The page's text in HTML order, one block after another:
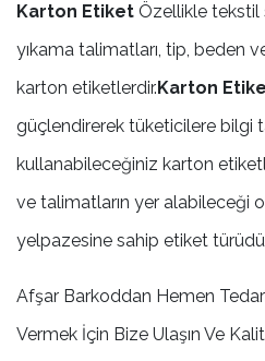
El Terminali
Karton Etiket Özellikle tekstil
yıkama talimatları, tip, beden
karton etiketlerdir.Karton
güçlendirerek tüketicilere bilgi
kullanabileceğiniz karton
ve talimatların yer alabileceği
yelpazesine sahip etiket
Afşar Barkoddan Hemen
Vermek İçin Bize Ulaşın Ve